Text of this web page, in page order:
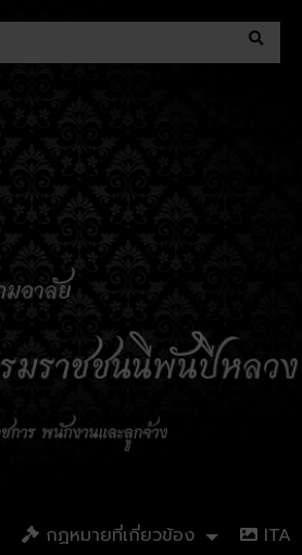
กฏหมายที่เกี่ยวข้อง
ITA